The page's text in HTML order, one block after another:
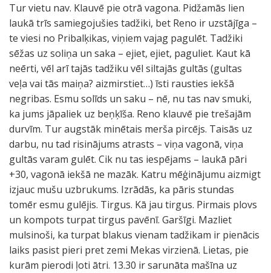
Tur vietu nav. Klauvē pie otrā vagona. Pidžamās lien
laukā trīs samiegojušies tadžiki, bet Reno ir uzstājīga –
te viesi no Pribalķikas, viņiem vajag pagulēt. Tadžiki
sēžas uz soliņa un saka – ejiet, ejiet, paguliet. Kaut kā
neērti, vēl arī tajās tadžiku vēl siltajās gultās (gultas
veļa vai tās maiņa? aizmirstiet…) īsti rausties iekšā
negribas. Esmu solīds un saku – nē, nu tas nav smuki,
ka jums jāpaliek uz beņķīša. Reno klauvē pie trešajām
durvīm. Tur augstāk minētais merša pircējs. Taisās uz
darbu, nu tad risinājums atrasts – viņa vagonā, viņa
gultās varam gulēt. Cik nu tas iespējams – laukā pāri
+30, vagonā iekšā ne mazāk. Katru mēģinājumu aizmigt
izjauc mušu uzbrukums. Izrādās, ka pāris stundas
tomēr esmu gulējis. Tirgus. Kā jau tirgus. Pirmais plovs
un kompots turpat tirgus pavēnī. Garšīgi. Mazliet
mulsinoši, ka turpat blakus vienam tadžikam ir pienācis
laiks pasist pieri pret zemi Mekas virzienā. Lietas, pie
kurām pierodi ļoti ātri. 13.30 ir sarunāta mašīna uz